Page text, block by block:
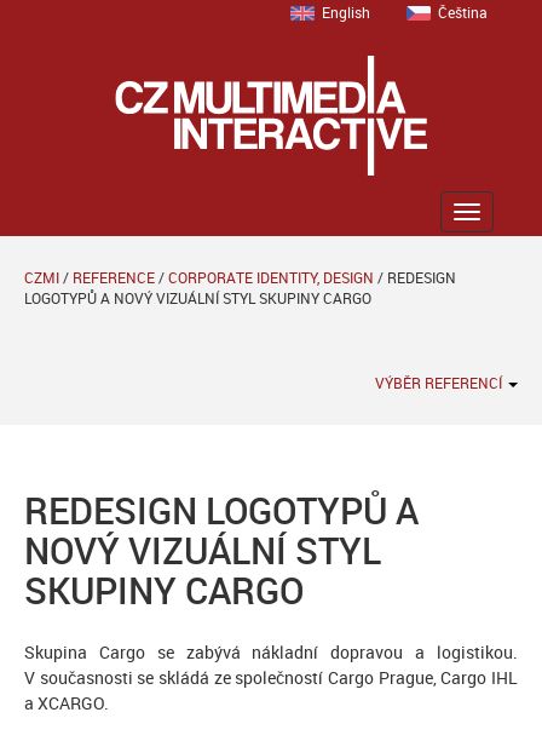
English Čeština
Zobrazit
menu
CZMI/ REFERENCE/CORPORATE IDENTITY, DESIGN / REDESIGN
LOGOTYPŮ A NOVÝ VIZUÁLNÍ STYL SKUPINY CARGO
VÝBĚR REFERENCÍ
REDESIGN LOGOTYPŮ A
NOVÝ VIZUÁLNÍ STYL
SKUPINY CARGO
Skupina Cargo se zabývá nákladní dopravou a logistikou.
V současnosti se skládá ze společností Cargo Prague, Cargo IHL
a XCARGO.